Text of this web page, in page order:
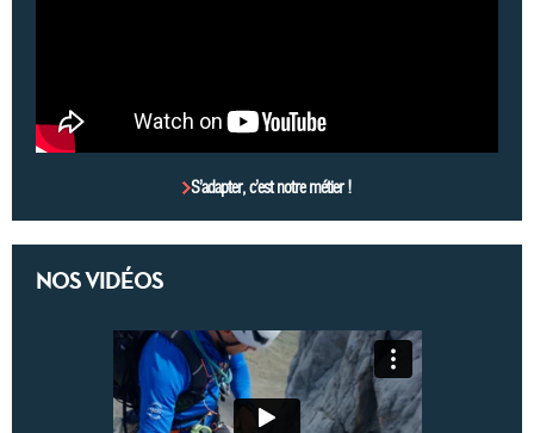
S’adapter, c’est notre métier !
NOS VIDÉOS